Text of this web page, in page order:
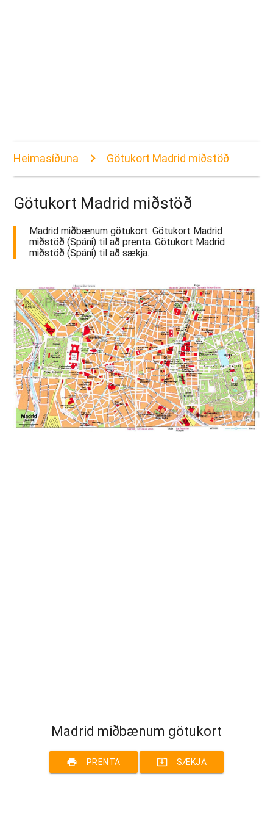
Heimasíðuna Götukort Madrid miðstöð
Götukort Madrid miðstöð
Madrid miðbænum götukort. Götukort Madrid
miðstöð (Spáni) til að prenta. Götukort Madrid
miðstöð (Spáni) til að sækja.
Madrid miðbænum götukort
print PRENTA system_update_alt SÆKJA